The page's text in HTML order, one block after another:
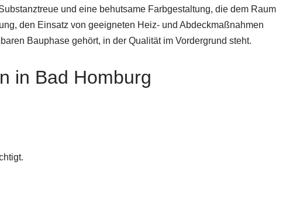
und eine behutsame Farbgestaltung, die dem Raum
den Einsatz von geeigneten Heiz- und Abdeckmaßnahmen
Bauphase gehört, in der Qualität im Vordergrund steht.
in Bad Homburg